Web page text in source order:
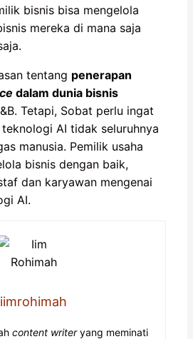
bisnis bisa mengelola
mereka di mana saja
tentang penerapan
dalam dunia bisnis
Tetapi, Sobat perlu ingat
AI tidak seluruhnya
manusia. Pemilik usaha
bisnis dengan baik,
dan karyawan mengenai
AI.
iimrohimah
content writeryang meminati